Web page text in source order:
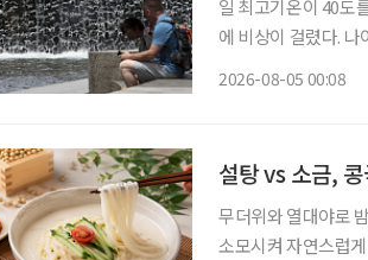
일 최고기온이 40도
에 비상이 걸렸다.
2026-08-05 00:08
설탕 vs 소금,
무더위와 열대야로
소모시켜 자연스럽게 보양식을 찾게 만든